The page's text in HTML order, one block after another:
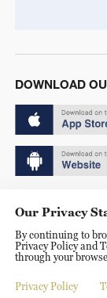
DOWNLOAD
京ICP备20000184号
京公网安备
Disinformation
Our Privacy
By continuing to
Privacy Policy and
through your
Privacy Policy